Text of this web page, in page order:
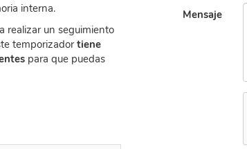
interna.
realizar un seguimiento
temporizadortiene
para que puedas
Mensaje